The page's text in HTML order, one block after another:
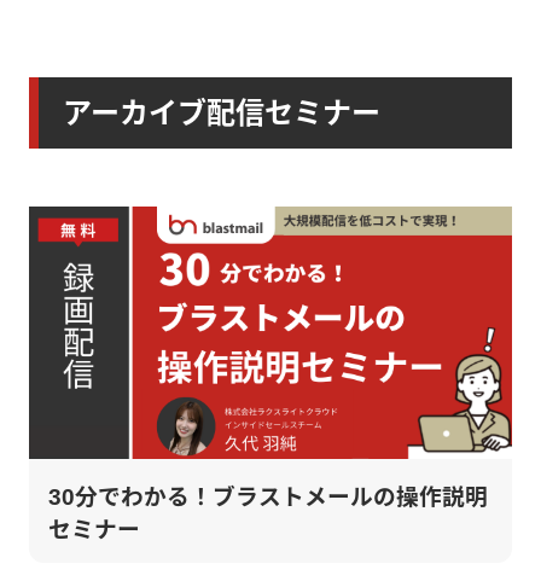
アーカイブ配信セミナー
30分でわかる！ブラストメールの操作説明
セミナー